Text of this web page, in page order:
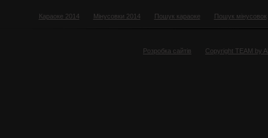
Караоке 2014 Мінусовки 2014 Пошук караоке Пошук мінусовок
Розробка сайтів Copyright TEAM by